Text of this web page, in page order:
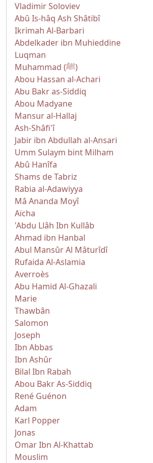
Vladimir Soloviev
Abû Is-hâq Ash Shâtibî
Ikrimah Al-Barbari
Abdelkader ibn Muhieddine
Luqman
Muhammad (ﷺ)
Abou Hassan al-Achari
Abu Bakr as-Siddiq
Abou Madyane
Mansur al-Hallaj
Ash-Shâfi'î
Jabir ibn Abdullah al-Ansari
Umm Sulaym bint Milham
Abû Hanîfa
Shams de Tabriz
Rabia al-Adawiyya
Mâ Ananda Moyî
Aïcha
'Abdu Llâh Ibn Kullâb
Ahmad ibn Hanbal
Abul Mansûr Al Mâturîdî
Rufaida Al-Aslamia
Averroès
Abu Hamid Al-Ghazali
Marie
Thawbân
Salomon
Joseph
Ibn Abbas
Ibn Ashûr
Bilal Ibn Rabah
Abou Bakr As-Siddiq
René Guénon
Adam
Karl Popper
Jonas
Omar Ibn Al-Khattab
Mouslim